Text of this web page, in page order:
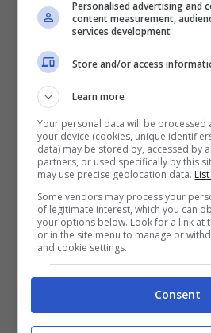
Genoa, le gravi
riguardi di
Bisogna tornare indietro di
spiegare quella che è la
che riguardaAlbert
rischia il carcere in
accusato da una donna,
L’attaccante del
,
statodenunciato da una
Personalised advertising and
content measurement,
services development
Store and/or access
Learn more
Your personal data will be
your device (cookies, unique
data) may be stored by, accessed by
partners, or used specifically by this
may use precise geolocation data.
Some vendors may process your
of legitimate interest, which you can
your options below. Look for a link at
or in the site menu to manage or
and cookie settings.
Consent